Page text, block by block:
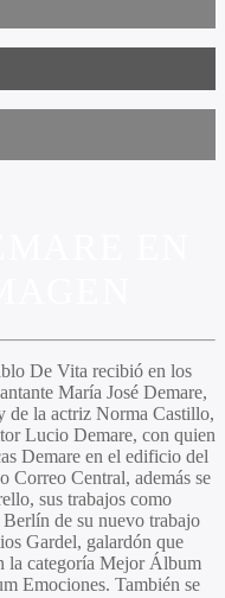
De Vita recibió en los
María José Demare,
de la actriz Norma Castillo,
Lucio Demare, con quien
Demare en el edificio del
Correo Central, además se
sus trabajos como
de su nuevo trabajo
Gardel, galardón que
la categoría Mejor Álbum
Emociones. También se